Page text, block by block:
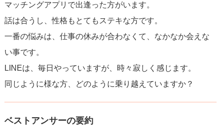
マッチングアプリで出逢った方がいます。
話は合うし、性格もとてもステキな方です。
一番の悩みは、仕事の休みが合わなくて、なかなか会えな
い事です。
LINEは、毎日やっていますが、時々寂しく感じます。
同じように様な方、どのように乗り越えていますか？
ベストアンサーの要約